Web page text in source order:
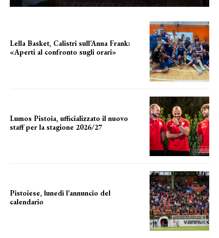
Lella Basket, Calistri sull’Anna Frank:
«Aperti al confronto sugli orari»
Lumos Pistoia, ufficializzato il nuovo
staff per la stagione 2026/27
Pistoiese, lunedì l’annuncio del
calendario